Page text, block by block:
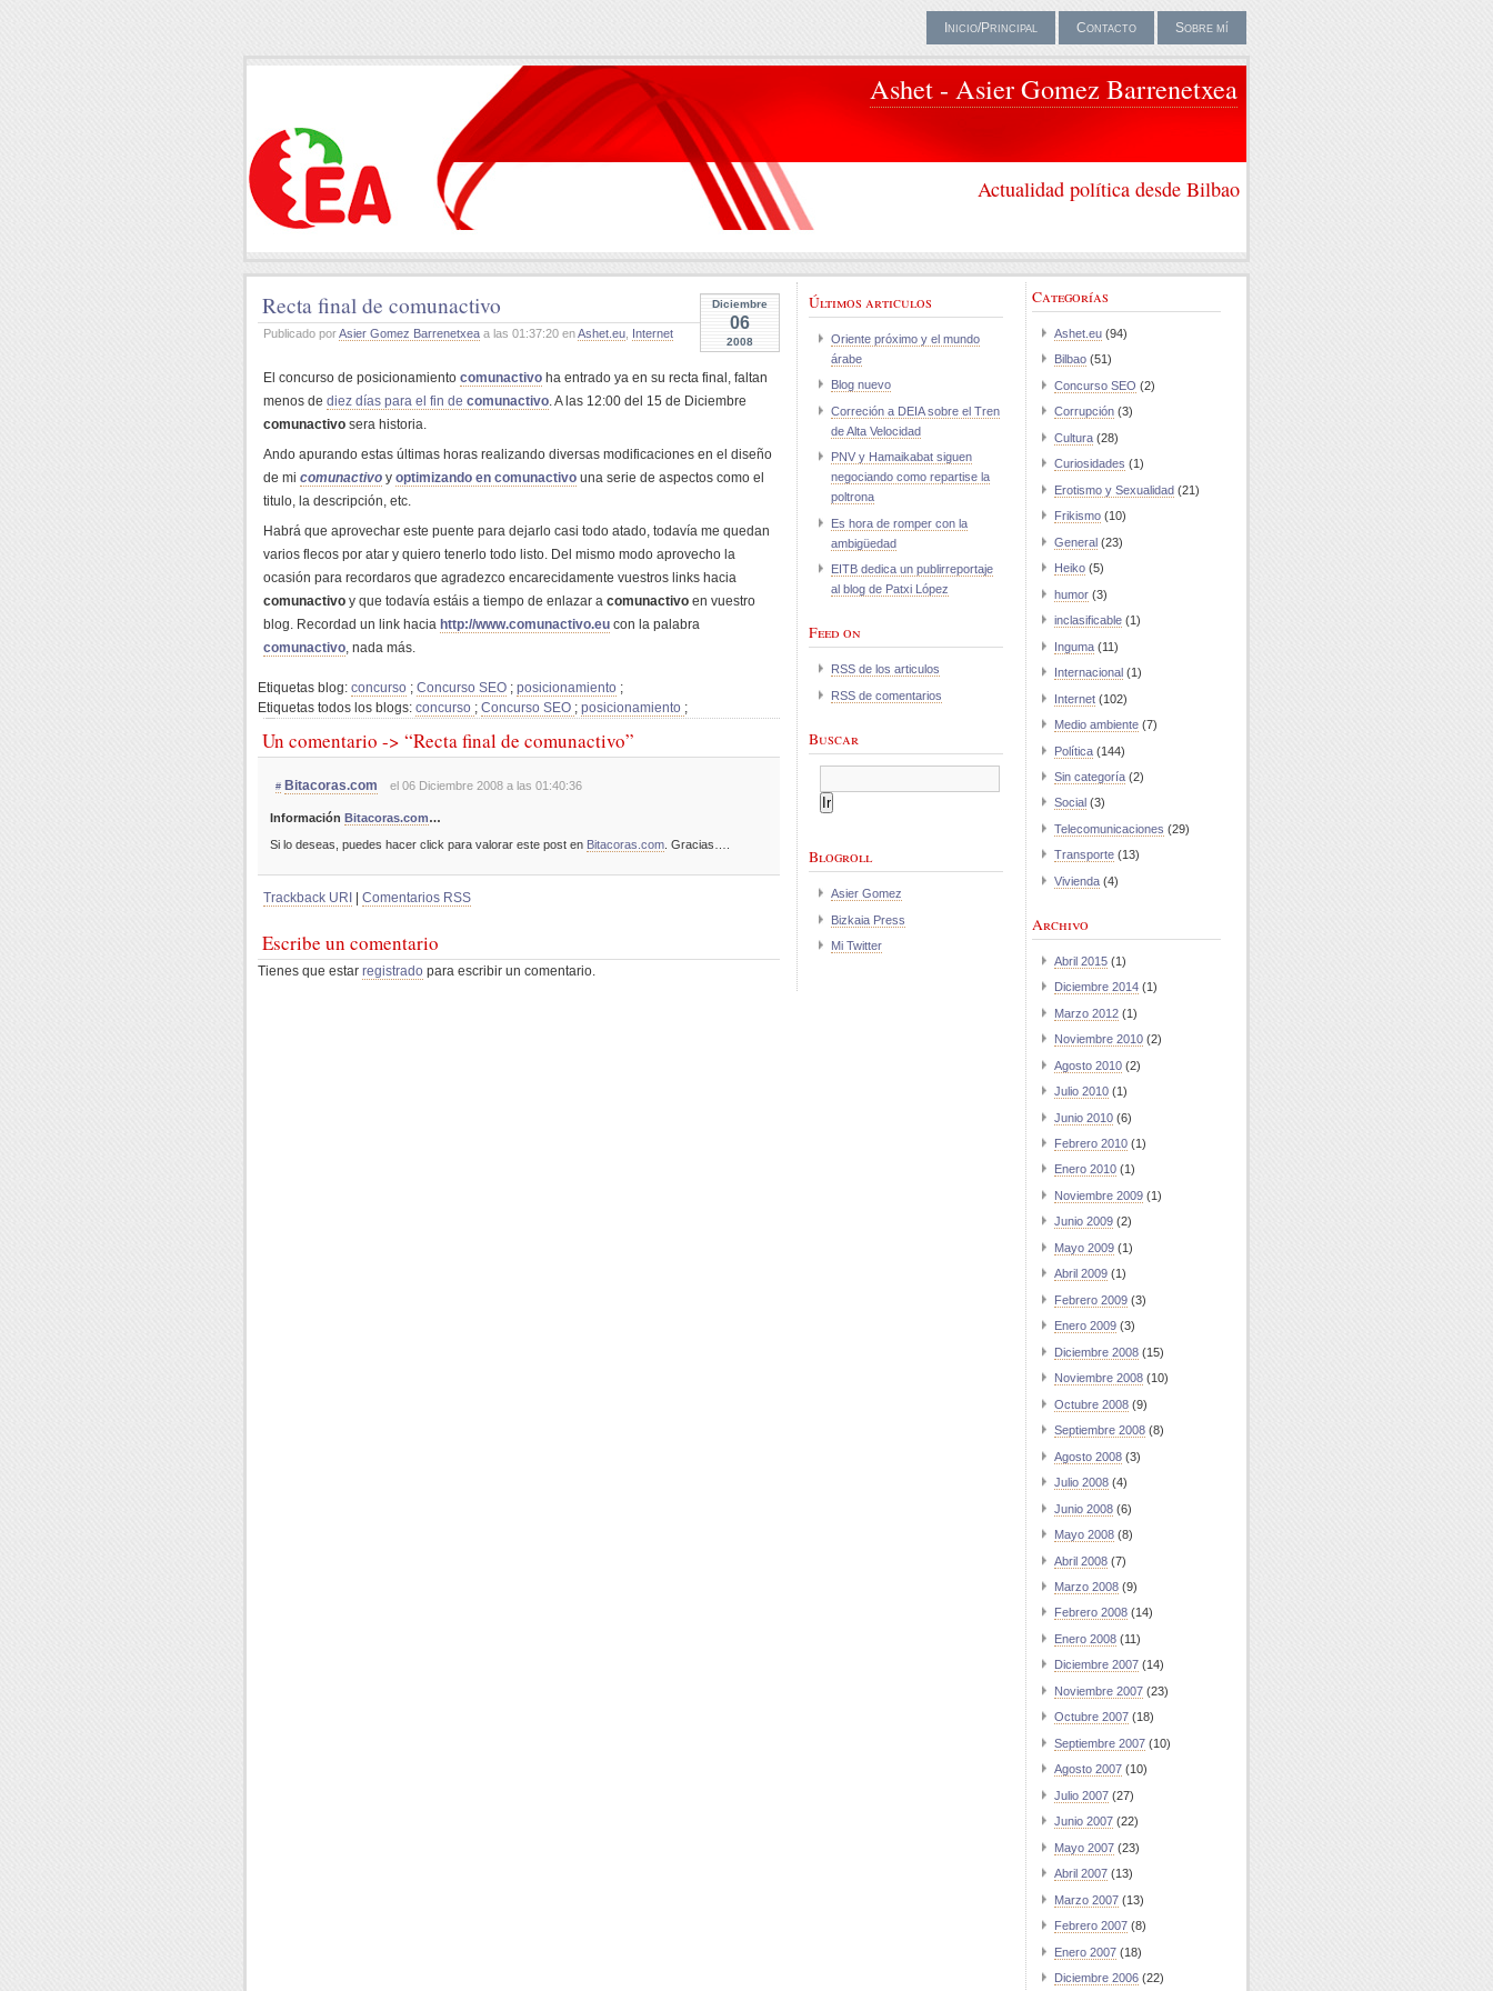
Inicio/Principal Contacto Sobre mí
Ashet - Asier Gomez Barrenetxea
Actualidad política desde Bilbao
Diciembre
06
2008
Recta final de comunactivo
Publicado porAsier Gomez Barrenetxea a las 01:37:20 enAshet.eu Internet
El concurso de posicionamiento comunactivo ha entrado ya en su recta final, faltan
menos de diez días para el fin de comunactivo. A las 12:00 del 15 de Diciembre
comunactivo sera historia.
Ando apurando estas últimas horas realizando diversas modificaciones en el diseño
de mi comunactivo y optimizando en comunactivo una serie de aspectos como el
titulo, la descripción, etc.
Habrá que aprovechar este puente para dejarlo casi todo atado, todavía me quedan
varios flecos por atar y quiero tenerlo todo listo. Del mismo modo aprovecho la
ocasión para recordaros que agradezco encarecidamente vuestros links hacia
comunactivo y que todavía estáis a tiempo de enlazar a comunactivo en vuestro
blog. Recordad un link hacia http://www.comunactivo.eu con la palabra
comunactivo, nada más.
Etiquetas blog: concurso ; Concurso SEO ; posicionamiento ;
Etiquetas todos los blogs: concurso ; Concurso SEO ; posicionamiento ;
Un comentario -> “Recta final de comunactivo”
# Bitacoras.com el 06 Diciembre 2008 a las 01:40:36
Información Bitacoras.com…
Si lo deseas, puedes hacer click para valorar este post en Bitacoras.com. Gracias….
Trackback URI | Comentarios RSS
Escribe un comentario
Tienes que estar registrado para escribir un comentario.
Últimos articulos
Oriente próximo y el mundo
árabe
Blog nuevo
Correción a DEIA sobre el Tren
de Alta Velocidad
PNV y Hamaikabat siguen
negociando como repartise la
poltrona
Es hora de romper con la
ambigüedad
EITB dedica un publirreportaje
al blog de Patxi López
Feed on
RSS de los articulos
RSS de comentarios
Buscar
Blogroll
Asier Gomez
Bizkaia Press
Mi Twitter
Categorías
Ashet.eu (94)
Bilbao (51)
Concurso SEO (2)
Corrupción (3)
Cultura (28)
Curiosidades (1)
Erotismo y Sexualidad (21)
Frikismo (10)
General (23)
Heiko (5)
humor (3)
inclasificable (1)
Inguma (11)
Internacional (1)
Internet (102)
Medio ambiente (7)
Política (144)
Sin categoría (2)
Social (3)
Telecomunicaciones (29)
Transporte (13)
Vivienda (4)
Archivo
Abril 2015 (1)
Diciembre 2014 (1)
Marzo 2012 (1)
Noviembre 2010 (2)
Agosto 2010 (2)
Julio 2010 (1)
Junio 2010 (6)
Febrero 2010 (1)
Enero 2010 (1)
Noviembre 2009 (1)
Junio 2009 (2)
Mayo 2009 (1)
Abril 2009 (1)
Febrero 2009 (3)
Enero 2009 (3)
Diciembre 2008 (15)
Noviembre 2008 (10)
Octubre 2008 (9)
Septiembre 2008 (8)
Agosto 2008 (3)
Julio 2008 (4)
Junio 2008 (6)
Mayo 2008 (8)
Abril 2008 (7)
Marzo 2008 (9)
Febrero 2008 (14)
Enero 2008 (11)
Diciembre 2007 (14)
Noviembre 2007 (23)
Octubre 2007 (18)
Septiembre 2007 (10)
Agosto 2007 (10)
Julio 2007 (27)
Junio 2007 (22)
Mayo 2007 (23)
Abril 2007 (13)
Marzo 2007 (13)
Febrero 2007 (8)
Enero 2007 (18)
Diciembre 2006 (22)